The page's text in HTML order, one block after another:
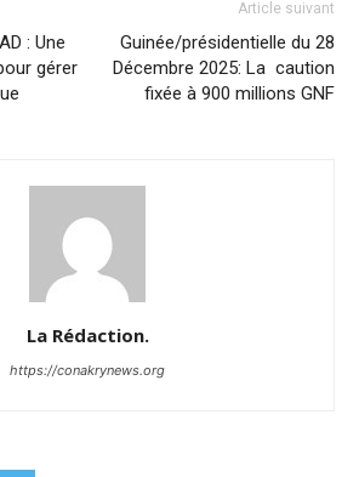
: Une
gérer
Article suivant
Guinée/présidentielle du 28
Décembre 2025: La caution
fixée à 900 millions GNF
La Rédaction.
https://conakrynews.org